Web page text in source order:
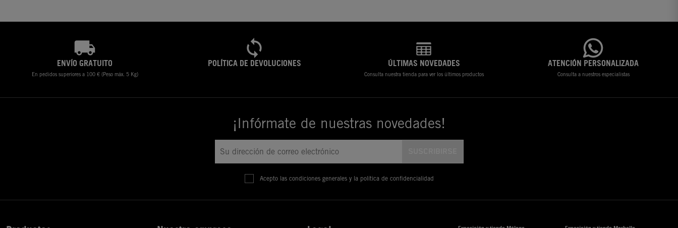
ENVÍO GRATUITO
En pedidos superiores a 100 € (Peso máx. 5 Kg)
POLÍTICA DE DEVOLUCIONES ÚLTIMAS NOVEDADES
Consulta nuestra tienda para ver los últimos productos
ATENCIÓN PERSONALIZADA
Consulta a nuestros especialistas
¡Infórmate de nuestras novedades!
Acepto las condiciones generales y la política de confidencialidad